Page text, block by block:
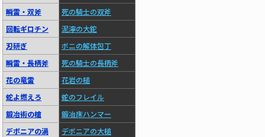
瞬雷・双斧
死の騎士の双斧
回転ギロチン
泥濘の大鉈
刃研ぎ
ボニの解体包丁
瞬雷・長柄斧
死の騎士の長柄斧
花の竜雷
花岩の槌
蛇よ燃えろ
蛇のフレイル
鍛冶術の槍
鍛冶床ハンマー
デボニアの渦
デボニアの大槌